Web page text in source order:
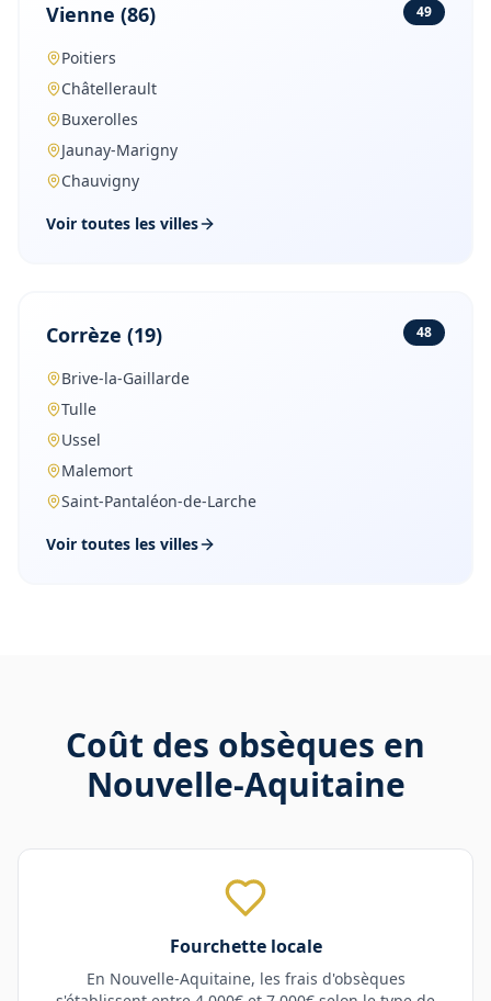
Vienne (86) 49
Poitiers
Châtellerault
Buxerolles
Jaunay-Marigny
Chauvigny
Voir toutes les villes
Corrèze (19) 48
Brive-la-Gaillarde
Tulle
Ussel
Malemort
Saint-Pantaléon-de-Larche
Voir toutes les villes
Coût des obsèques en
Nouvelle-Aquitaine
Fourchette locale
En Nouvelle-Aquitaine, les frais d'obsèques